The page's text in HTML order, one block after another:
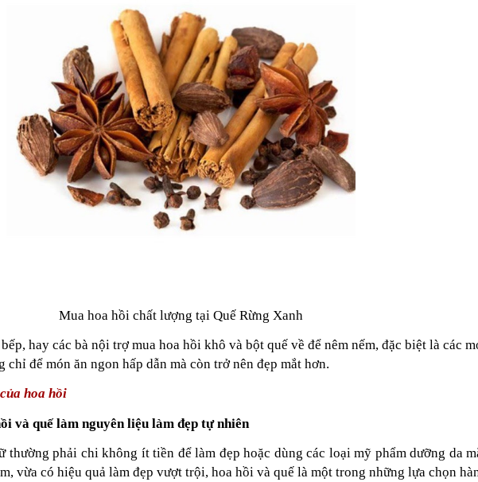
Mua hoa hồi chất lượng tại Quế Rừng Xanh
hay các bà nội trợ mua hoa hồi khô và bột quế về để nêm nếm, đặc biệt là các
chỉ để món ăn ngon hấp dẫn mà còn trở nên đẹp mắt hơn.
hoa hồi
và quế làm nguyên liệu làm đẹp tự nhiên
thường phải chi không ít tiền để làm đẹp hoặc dùng các loại mỹ phẩm dưỡng da
vừa có hiệu quả làm đẹp vượt trội, hoa hồi và quế là một trong những lựa chọn